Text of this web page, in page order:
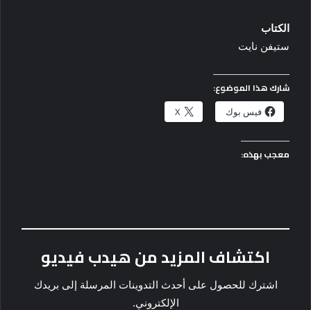
الكتاب
ستيفن نايت
شارك هذا الموضوع:
فيس بوك X
معجب بهذه:
اكتشاف المزيد من هيدب فيديو
اشترك للحصول على أحدث التدوينات المرسلة إلى بريدك
الإلكتروني.